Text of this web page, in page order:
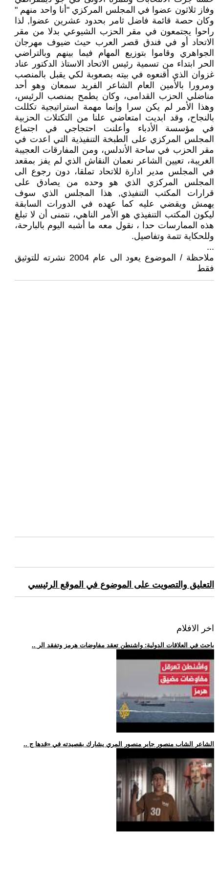
وفاز ثلاثون عضوا في المجلس المركزي "أنا واحد منهم "
وكان حصة قائمة فاضل ثامر بحدود عشرين عضوا, لذا
راحوا يجتمعون في مقر الحزب الشيوعي بدلا من مقر
الاتحاد أو في فندق قصر العرب حيث ضيوف مهرجان
الجواهري وقاموا بتوزيع المهام فيما بينهم وبالتراضي
الحر ابتداء من تسمية رئيس الاتحاد الاستاذ الدكتور عناد
غزوان الذي أقنعوه في بيته بصعوبة لكي يقبل بالمنصب
ومرورا بالأمين العام الشاعر الفريد سمعان وهو أحد
مناضلي الحزب القدامى، وكان يطمح بمنصب الرئيس،
وهذا الأمر لم يكن سرا وإنما مهمة استراتيجية تكللت
بالنجاح، وقد ابديت امتعاضي علنا من التكتلات الحزبية
في مؤسسة الأدباء وأعلنت احتجاجي في اجتماع
المجلس المركزي على الطبخة التنفيذية التي اعدت في
مقر الحزب في ساحة الأندلس، ومن المفارقات العجيبة
الغريبة، تعيين الشاعر نعمان النقاش الذي لم يفز بمقعد
في المجلس مدير ادارة للاتحاد تملقا، دون رجوع الى
المجلس المركزي الذي هو وحده من يصادق على
قرارات المكتب التنفيذي, هذا المجلس الذي سوف
يهمش ويقضي عليه كما عهده في الدورات السابقة
ليكون المكتب التنفيذي هو الأمر الناهي، نتمنى أن لا تبلغ
هذه الممارسات حدا ، نقول معه ما أشبه اليوم بالبارحة،
وللحكاية تتمة وتفاصيل.
...
ملاحظة / الموضوع يعود الى عام 2004 نشرته للتوثيق
فقط
التعليق والتصويت على الموضوع في الموقع الرئيسي
اخر الافلام
.. باحث في العلاقات الدولية: واشنطن تعقد مفاوضات هرمز وتفقد الر
.. الشاعر الشاب منصور جابر منصور المري يشارك بقصيدته في «قدها ج